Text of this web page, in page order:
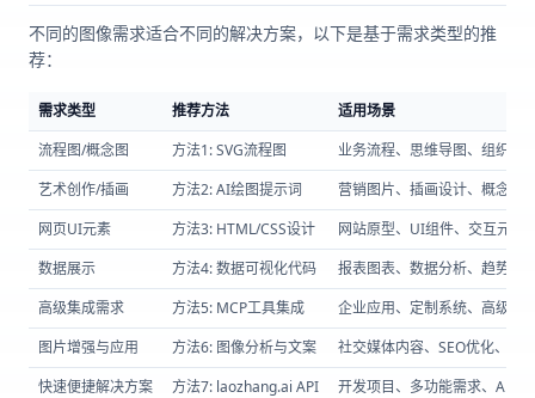
不同的图像需求适合不同的解决方案，以下是基于需求类型的推
荐：
需求类型 推荐方法
适用场景
流程图/概念图
方法1: SVG流程图
业务流程、思维导图、组织结
艺术创作/插画
方法2: AI绘图提示词
营销图片、插画设计、概念艺
网页UI元素
方法3: HTML/CSS设计
网站原型、UI组件、交互元素
数据展示
方法4: 数据可视化代码
报表图表、数据分析、趋势展
高级集成需求
方法5: MCP工具集成
企业应用、定制系统、高级用
图片增强与应用
方法6: 图像分析与文案
社交媒体内容、SEO优化、内
快速便捷解决方案
方法7: laozhang.ai API 开发项目、多功能需求、API